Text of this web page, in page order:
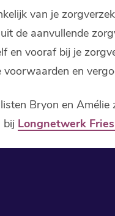
van je
de aanvullende
en vooraf bij je
voorwaarden en
Bryon en Amélie
bij Longnetwerk